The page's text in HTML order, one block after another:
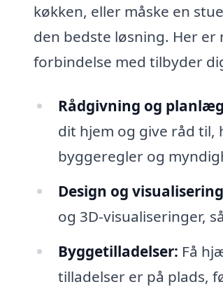
køkken, eller måske en
den bedste løsning. Her
forbindelse med tilbyder
Rådgivning og
dit hjem og give råd til,
byggeregler og
Design og
og 3D-visualiseringer,
Byggetilladelser: Få
tilladelser er på plads,